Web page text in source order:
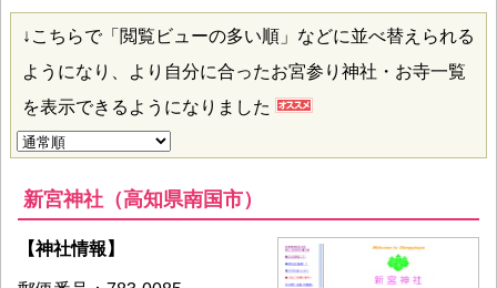
↓こちらで「閲覧ビューの多い順」などに並べ替えられる
ようになり、より自分に合ったお宮参り神社・お寺一覧
を表示できるようになりました
新宮神社（高知県南国市）
【神社情報】